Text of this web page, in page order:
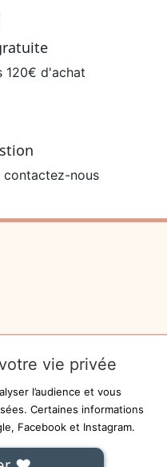
120€ d'achat
contactez-nous
vie privée
l’audience et vous
Certaines informations
Facebook et Instagram.